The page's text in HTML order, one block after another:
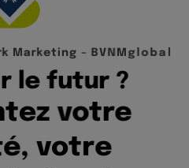
k Market ing - BVN Mg lo bal
r le futur ?
tez votre
é, votre